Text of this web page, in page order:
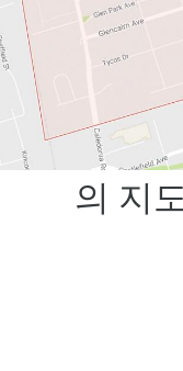
의 지